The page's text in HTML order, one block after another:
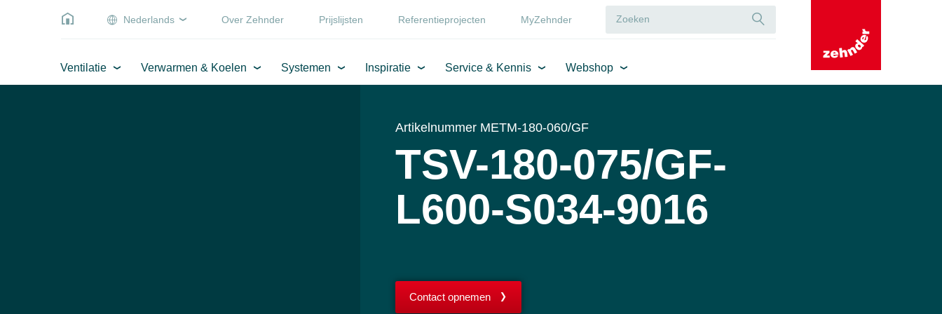
Nederlands Over Zehnder Prijslijsten Referentieprojecten MyZehnder
Ventilatie Verwarmen & Koelen Systemen Inspiratie Service & Kennis Webshop
Artikelnummer METM-180-060/GF
TSV-180-075/GF-
L600-S034-9016
Contact opnemen